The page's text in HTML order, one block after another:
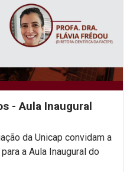
- Aula Inaugural
da Unicap convidam a
a Aula Inaugural do